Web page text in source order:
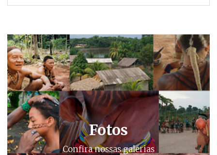
Fotos
Confira nossas galerias